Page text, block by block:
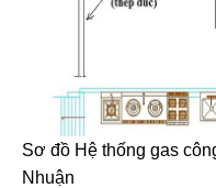
Sơ đồ Hệ thống gas
Nhuận